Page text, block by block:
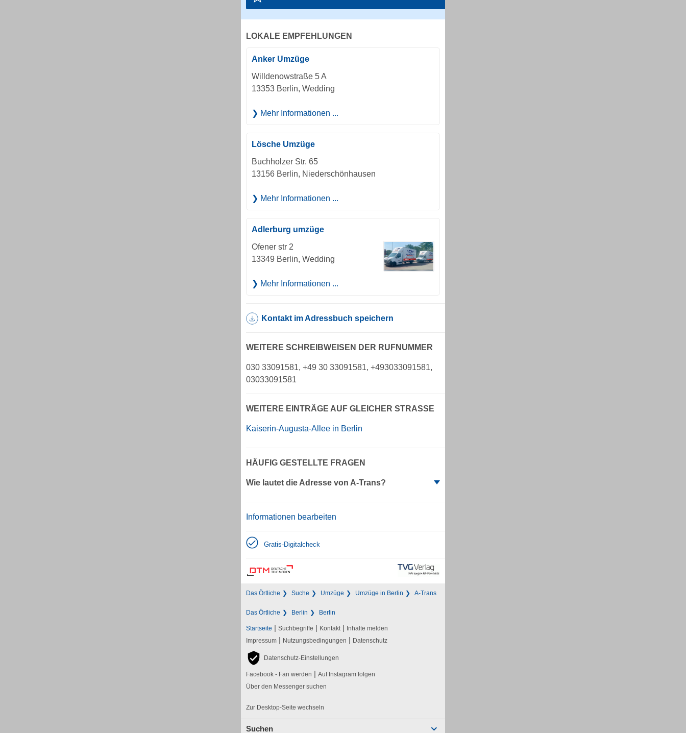
LOKALE EMPFEHLUNGEN
Anker Umzüge
Willdenowstraße 5 A
13353 Berlin, Wedding
Mehr Informationen ...
Lösche Umzüge
Buchholzer Str. 65
13156 Berlin, Niederschönhausen
Mehr Informationen ...
Adlerburg umzüge
Ofener str 2
13349 Berlin, Wedding
Mehr Informationen ...
Kontakt im Adressbuch speichern
WEITERE SCHREIBWEISEN DER RUFNUMMER
030 33091581, +49 30 33091581, +493033091581,
03033091581
WEITERE EINTRÄGE AUF GLEICHER STRASSE
Kaiserin-Augusta-Allee in Berlin
HÄUFIG GESTELLTE FRAGEN
Wie lautet die Adresse von A-Trans?
Informationen bearbeiten
Gratis-Digitalcheck
Das Örtliche Suche Umzüge Umzüge in Berlin A-Trans
Das Örtliche Berlin Berlin
Startseite | Suchbegriffe | Kontakt | Inhalte melden
Impressum | Nutzungsbedingungen | Datenschutz
Datenschutz-Einstellungen
Facebook - Fan werden | Auf Instagram folgen
Über den Messenger suchen
Zur Desktop-Seite wechseln
Suchen